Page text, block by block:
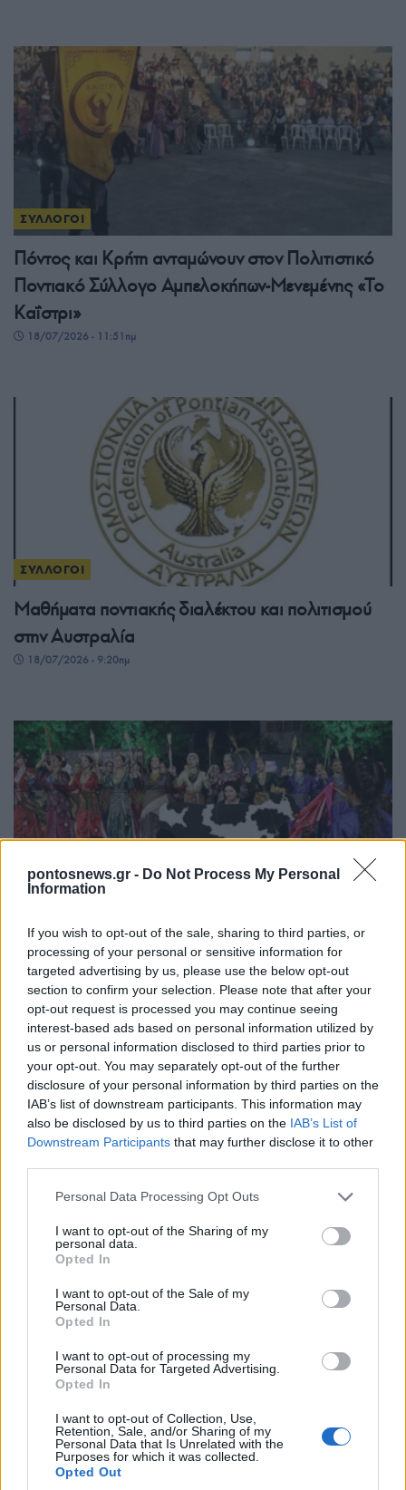
pontosnews.gr - Do Not Process My Personal
Information
If you wish to opt-out of the sale, sharing to third parties, or
processing of your personal or sensitive information for
targeted advertising by us, please use the below opt-out
section to confirm your selection. Please note that after your
opt-out request is processed you may continue seeing
interest-based ads based on personal information utilized by
us or personal information disclosed to third parties prior to
your opt-out. You may separately opt-out of the further
disclosure of your personal information by third parties on the
IAB’s list of downstream participants. This information may
also be disclosed by us to third parties on the IAB’s List of
Downstream Participants that may further disclose it to other
Please note that this website/app uses one or more Google
not limited to your visit or usage behaviour. You may click to
grant or deny consent to Google and its third-party tags to
use your data for below specified purposes in below Google
consent section.
Personal Data Processing Opt Outs
I want to opt-out of the Sharing of my
personal data.
Opted In
I want to opt-out of the Sale of my
Personal Data.
Opted In
I want to opt-out of processing my
Personal Data for Targeted Advertising.
Opted In
I want to opt-out of Collection, Use,
Retention, Sale, and/or Sharing of my
Personal Data that Is Unrelated with the
Purposes for which it was collected.
Opted Out
ΣΥΛΛΟΓΟΙ
Πόντος και Κρήτη ανταμώνουν στον Πολιτιστικό
Ποντιακό Σύλλογο Αμπελοκήπων-Μενεμένης «Το
Καΐστρι»
18/07/2026 - 11:51πμ
ΣΥΛΛΟΓΟΙ
Μαθήματα ποντιακής διαλέκτου και πολιτισμού
στην Αυστραλία
18/07/2026 - 9:20πμ
ΣΥΛΛΟΓΟΙ
Θερισμός στα παρχάρια του Πόντου: Όταν ο
μόχθος γινόταν τραγούδι και γιορτή
17/07/2026 - 7:57μμ
Ο Σύλλογος Ποντίων Μακροχωρίου ανέδειξε τη
γεύση και την ιστορία του Πόντου στις
«Γαστρονομικές Συναντήσεις στους Πρόποδες
16/07/2026 - 11:14μμ